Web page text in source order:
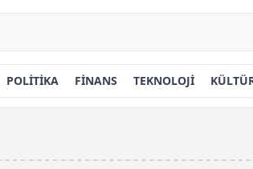
POLİTİKA FİNANS TEKNOLOJİ